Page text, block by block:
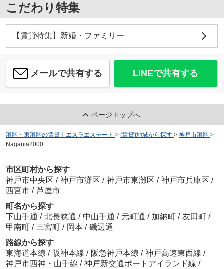
こだわり特集
【賃貸特集】新婚・ファミリー
メールで共有する LINEで共有する
ページトップへ
灘区・東灘区の賃貸｜エスラエステート > (賃貸)地域から探す > 神戸市灘区 >
Nagania2000
市区町村から探す
神戸市中央区 / 神戸市灘区 / 神戸市東灘区 / 神戸市兵庫区 /
西宮市 / 芦屋市
町名から探す
下山手通 / 北長狭通 / 中山手通 / 元町通 / 加納町 / 友田町 /
甲南町 / 三宮町 / 岡本 / 磯辺通
路線から探す
東海道本線 / 阪神本線 / 阪急神戸本線 / 神戸高速東西線 /
神戸市西神・山手線 / 神戸新交通ポートアイランド線 /